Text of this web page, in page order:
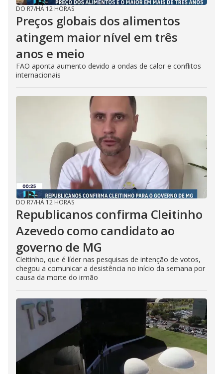
DO R7/HÁ 12 HORAS
Preços globais dos alimentos
atingem maior nível em três
anos e meio
FAO aponta aumento devido a ondas de calor e conflitos
internacionais
DO R7/HÁ 12 HORAS
Republicanos confirma Cleitinho
Azevedo como candidato ao
governo de MG
Cleitinho, que é líder nas pesquisas de intenção de votos,
chegou a comunicar a desistência no início da semana por
causa da morte do irmão